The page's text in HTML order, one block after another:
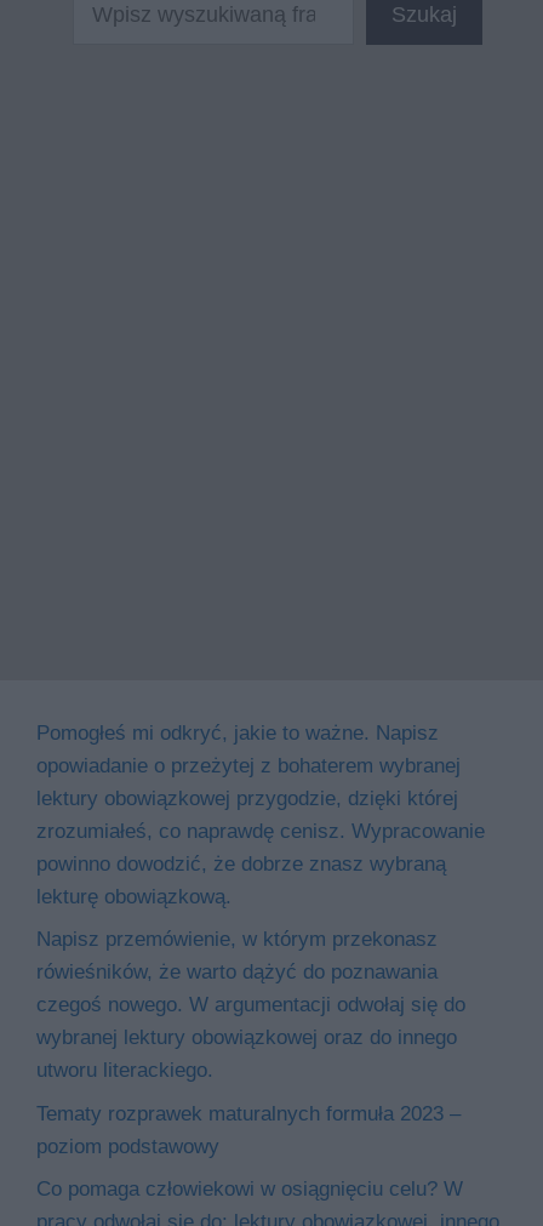
Szukaj
Pomogłeś mi odkryć, jakie to ważne. Napisz
opowiadanie o przeżytej z bohaterem wybranej
lektury obowiązkowej przygodzie, dzięki której
zrozumiałeś, co naprawdę cenisz. Wypracowanie
powinno dowodzić, że dobrze znasz wybraną
lekturę obowiązkową.
Napisz przemówienie, w którym przekonasz
rówieśników, że warto dążyć do poznawania
czegoś nowego. W argumentacji odwołaj się do
wybranej lektury obowiązkowej oraz do innego
utworu literackiego.
Tematy rozprawek maturalnych formuła 2023 –
poziom podstawowy
Co pomaga człowiekowi w osiągnięciu celu? W